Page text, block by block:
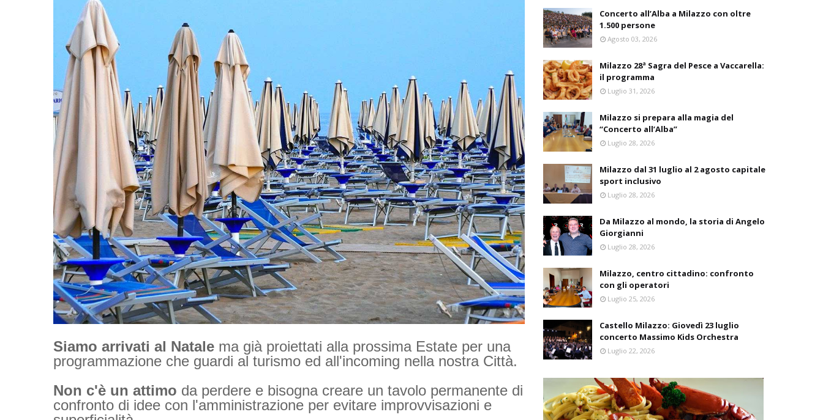
Siamo arrivati al Natale ma già proiettati alla prossima Estate per una
programmazione che guardi al turismo ed all'incoming nella nostra Città.
Non c'è un attimo da perdere e bisogna creare un tavolo permanente di
confronto di idee con l'amministrazione per evitare improvvisazioni e
Concerto all’Alba a Milazzo con oltre
1.500 persone
Agosto 03, 2026
Milazzo 28ª Sagra del Pesce a Vaccarella:
il programma
Luglio 31, 2026
Milazzo si prepara alla magia del
“Concerto all’Alba”
Luglio 28, 2026
Milazzo dal 31 luglio al 2 agosto capitale
sport inclusivo
Luglio 28, 2026
Da Milazzo al mondo, la storia di Angelo
Giorgianni
Luglio 28, 2026
Milazzo, centro cittadino: confronto
con gli operatori
Luglio 25, 2026
Castello Milazzo: Giovedì 23 luglio
concerto Massimo Kids Orchestra
Luglio 22, 2026